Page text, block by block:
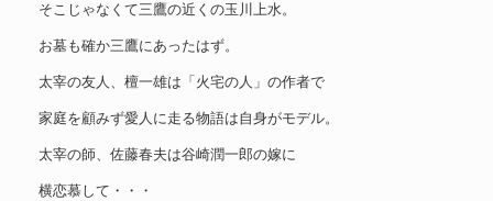
そこじゃなくて三鷹の近くの玉川上水。
お墓も確か三鷹にあったはず。
太宰の友人、檀一雄は「火宅の人」の作者で
家庭を顧みず愛人に走る物語は自身がモデル。
太宰の師、佐藤春夫は谷崎潤一郎の嫁に
横恋慕して・・・